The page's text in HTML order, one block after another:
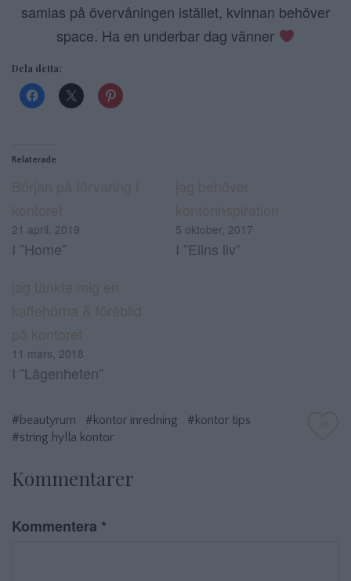
samlas på övervåningen istället, kvinnan behöver
space. Ha en underbar dag vänner
Dela detta:
Relaterade
21 april, 2019
I ”Home”
5 oktober, 2017
I ”Elins liv”
11 mars, 2018
I ”Lägenheten”
#beautyrum #kontor inredning
#kontor tips
#string hylla kontor
Kommentarer
Kommentera *